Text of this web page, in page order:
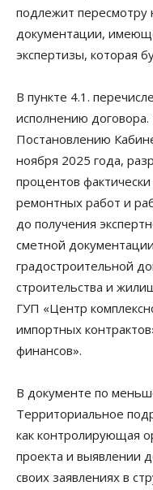
подлежит пересмотру
документации,
экспертизы, которая
В пункте 4.1.
исполнению договора.
Постановлению
ноября 2025 года,
процентов
ремонтных работ и
до получения
сметной
градостроительной
строительства и
ГУП «Центр
импортных
финансов».
В документе по
Территориальное
как контролирующая
проекта и выявлении
своих заявлениях в